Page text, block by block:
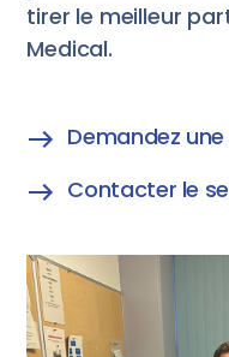
tirer le meilleur
Medical.
Demandez
Contacter le